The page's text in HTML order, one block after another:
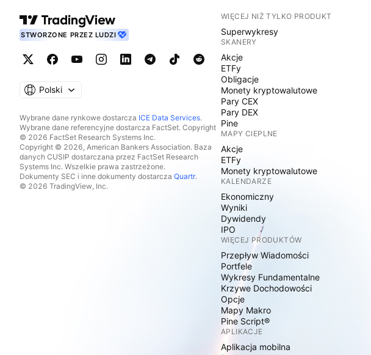
STWORZONE PRZEZ LUDZI
Polski
Wybrane dane rynkowe dostarcza ICE Data Services.
Wybrane dane referencyjne dostarcza FactSet. Copyright
© 2026 FactSet Research Systems Inc.
Copyright © 2026, American Bankers Association. Baza
danych CUSIP dostarczana przez FactSet Research
Systems Inc. Wszelkie prawa zastrzeżone.
Dokumenty SEC i inne dokumenty dostarcza Quartr.
© 2026 TradingView, Inc.
WIĘCEJ NIŻ TYLKO PRODUKT
Superwykresy
SKANERY
Akcje
ETFy
Obligacje
Monety kryptowalutowe
Pary CEX
Pary DEX
Pine
MAPY CIEPLNE
Akcje
ETFy
Monety kryptowalutowe
KALENDARZE
Ekonomiczny
Wyniki
Dywidendy
IPO
WIĘCEJ PRODUKTÓW
Przepływ Wiadomości
Portfele
Wykresy Fundamentalne
Krzywe Dochodowości
Opcje
Mapy Makro
Pine Script®
APLIKACJE
Aplikacja mobilna